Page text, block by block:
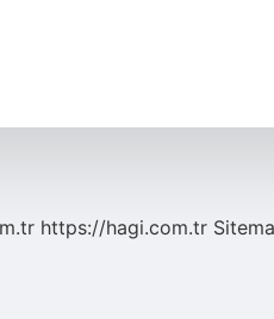
https://hagi.com.tr